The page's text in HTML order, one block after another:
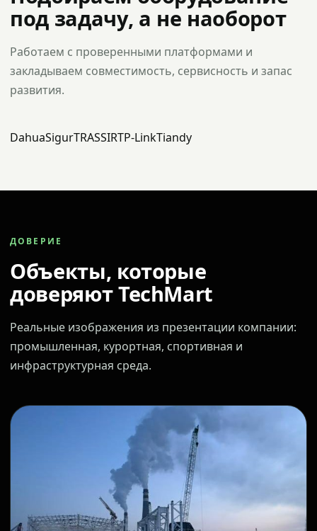
под задачу, а не наоборот
Работаем с проверенными платформами и
закладываем совместимость, сервисность и запас
развития.
DahuaSigurTRASSIRTP-LinkTiandy
ДОВЕРИЕ
Объекты, которые
доверяют TechMart
Реальные изображения из презентации компании:
промышленная, курортная, спортивная и
инфраструктурная среда.